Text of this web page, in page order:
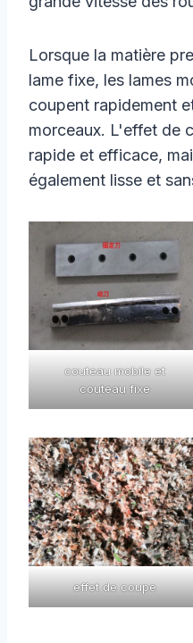
Lorsque la matière
lame fixe, les lames
coupent rapidement
morceaux. L'effet de
rapide et efficace,
également lisse et
couteau mobile et
couteau fixe
effet de coupe